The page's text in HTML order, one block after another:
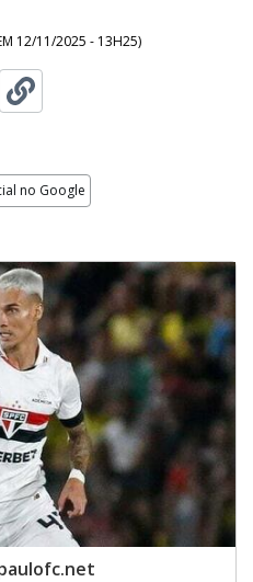
12/11/2025 - 13H25)
no Google